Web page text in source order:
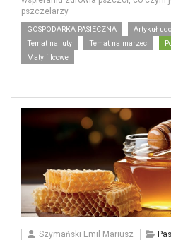
pszczelarzy
GOSPODARKA PASIECZNA
Artykuł
Temat na luty
Temat na marzec
Maty filcowe
Szymański Emil Mariusz